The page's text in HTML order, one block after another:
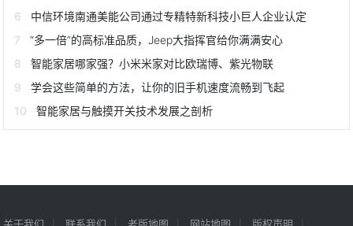
中信环境南通美能公司通过专精特新科技小巨人企业认定
“多一倍”的高标准品质，Jeep大指挥官给你满满安心
智能家居哪家强？小米米家对比欧瑞博、紫光物联
学会这些简单的方法，让你的旧手机速度流畅到飞起
智能家居与触摸开关技术发展之剖析